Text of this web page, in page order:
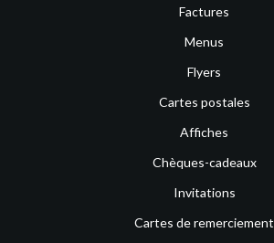
Factures
Menus
Flyers
Cartes postales
Affiches
Chèques-cadeaux
Invitations
Cartes de remerciement